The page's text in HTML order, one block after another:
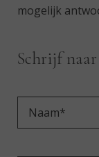
mogelijk
Schrijf